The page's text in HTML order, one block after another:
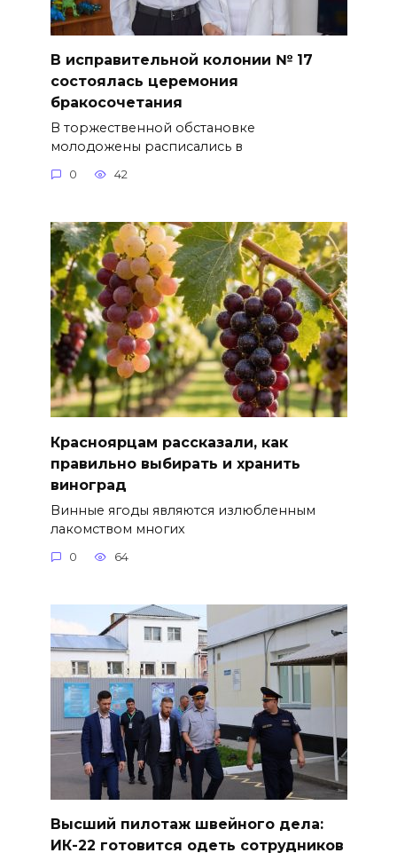
В исправительной колонии № 17
состоялась церемония
бракосочетания
В торжественной обстановке
молодожены расписались в
0 42
Красноярцам рассказали, как
правильно выбирать и хранить
виноград
Винные ягоды являются излюбленным
лакомством многих
0 64
Высший пилотаж швейного дела:
ИК-22 готовится одеть сотрудников